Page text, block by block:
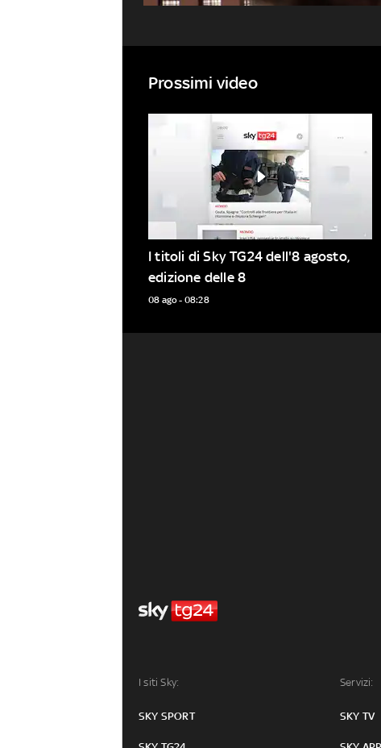
Prossimi video
I titoli di Sky TG24 dell'8 agosto,
08 ago - 08:28
I siti Sky:
SKY SPORT
Servizi:
SKY TV